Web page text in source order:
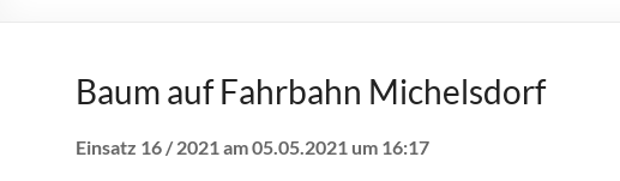
Baum auf Fahrbahn Michelsdorf
Einsatz 16 / 2021 am 05.05.2021 um 16:17